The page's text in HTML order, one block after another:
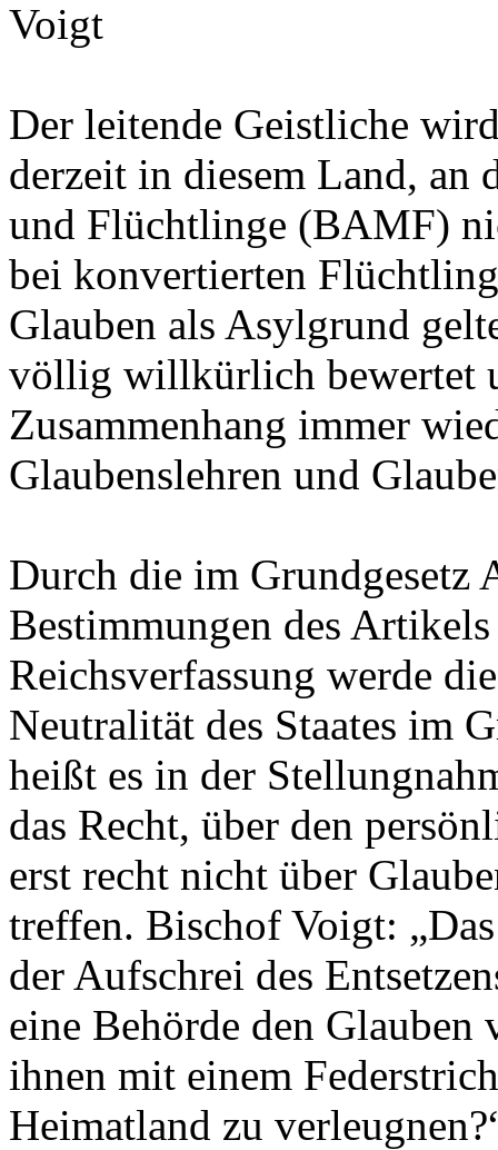
Der leitende Geistliche
derzeit in diesem Land, an
und Flüchtlinge (BAMF)
bei konvertierten
Glauben als Asylgrund
völlig willkürlich bewertet
Zusammenhang immer
Glaubenslehren und
Durch die im Grundgesetz
Bestimmungen des
Reichsverfassung werde
Neutralität des Staates im
heißt es in der
das Recht, über den
erst recht nicht über
treffen. Bischof Voigt:
der Aufschrei des
eine Behörde den Glauben
ihnen mit einem
Heimatland zu